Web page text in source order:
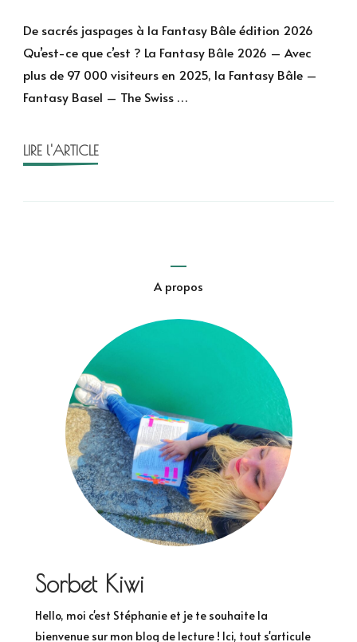
Bâle
2026
De sacrés jaspages à la Fantasy Bâle édition 2026
Qu’est-ce que c’est ? La Fantasy Bâle 2026 – Avec
plus de 97 000 visiteurs en 2025, la Fantasy Bâle –
Fantasy Basel – The Swiss …
LIRE l'ARTICLE
A propos
Sorbet Kiwi
Hello, moi c'est Stéphanie et je te souhaite la
bienvenue sur mon blog de lecture ! Ici, tout s'articule